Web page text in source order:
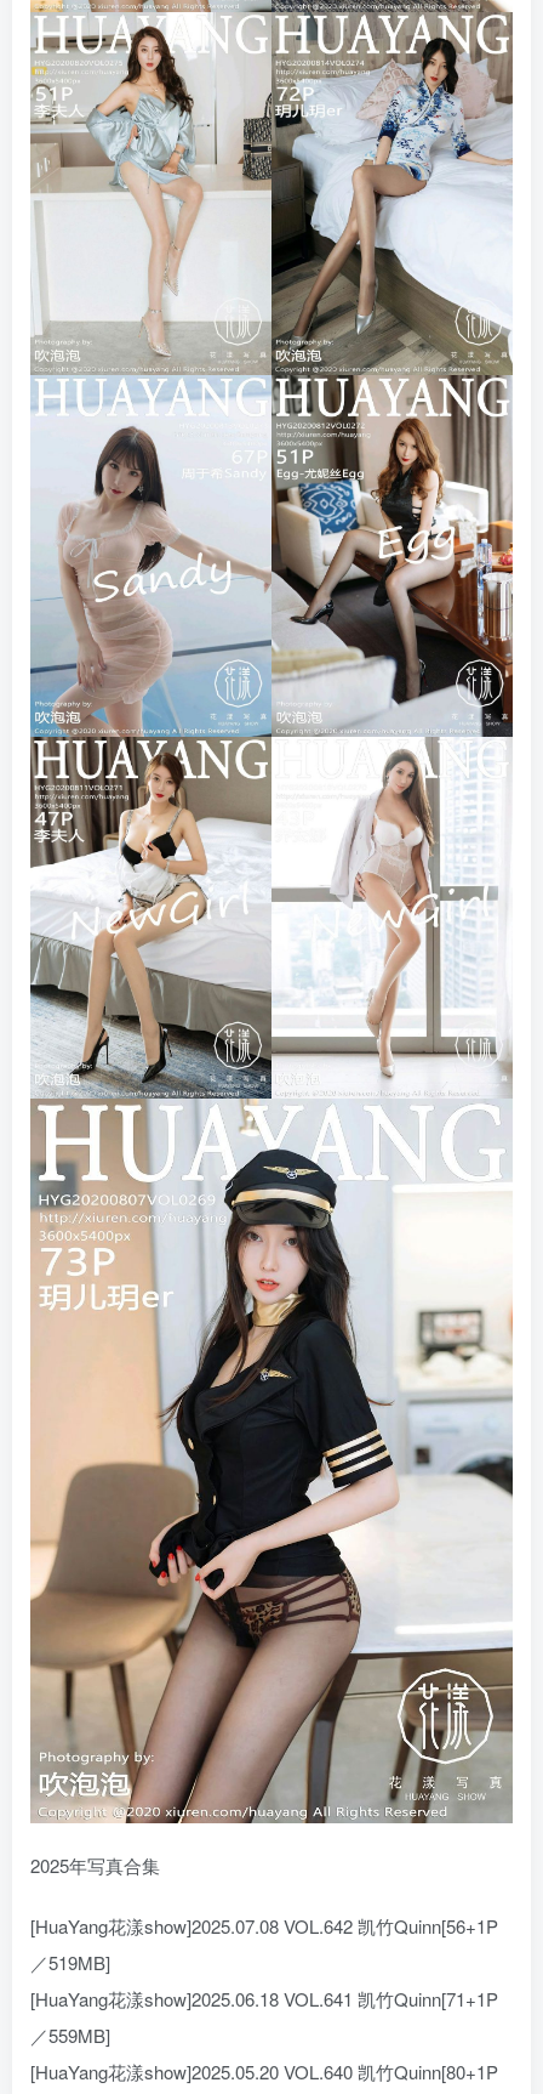
2025年写真合集
[HuaYang花漾show]2025.07.08 VOL.642 凯竹Quinn[56+1P
／519MB]
[HuaYang花漾show]2025.06.18 VOL.641 凯竹Quinn[71+1P
／559MB]
[HuaYang花漾show]2025.05.20 VOL.640 凯竹Quinn[80+1P